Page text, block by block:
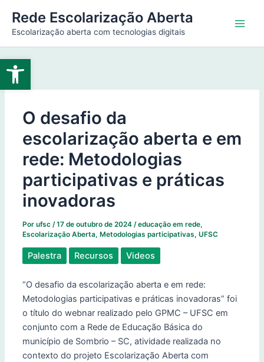
Abrir a barra de ferramentas
para
conteúdo
Rede Escolarização Aberta
Escolarização aberta com tecnologias digitais
O desafio da
escolarização aberta e em
rede: Metodologias
participativas e práticas
inovadoras
Por ufsc /17 de outubro de 2024 /educação em rede,
Escolarização Aberta, Metodologias participativas, UFSC
Palestra Recursos Videos
“O desafio da escolarização aberta e em rede:
Metodologias participativas e práticas inovadoras” foi
o título do webnar realizado pelo GPMC – UFSC em
conjunto com a Rede de Educação Básica do
município de Sombrio – SC, atividade realizada no
contexto do projeto Escolarização Aberta com